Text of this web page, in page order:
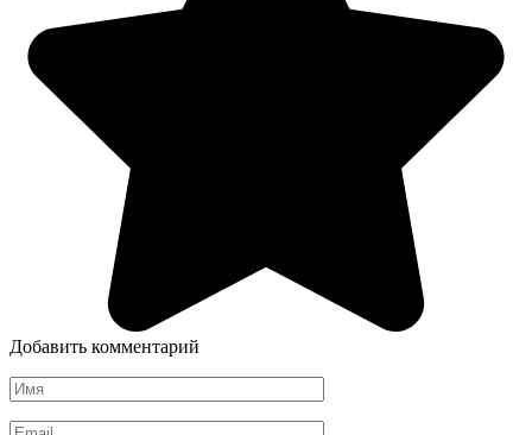
Добавить комментарий
Имя
*
Email